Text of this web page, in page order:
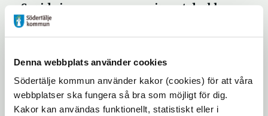
Denna webbplats använder cookies
Södertälje kommun använder kakor (cookies) för att våra
webbplatser ska fungera så bra som möjligt för dig.
Kakor kan användas funktionellt, statistiskt eller i
Spridningen av coronaviruset drabbar
företagare och föreningsliv i
kommunen på många olika sätt.
Kommunen öppnar nu en stödlinje
riktad till företag och föreningar för att
svara på frågor, guida till olika
myndigheter och ge tips och råd.